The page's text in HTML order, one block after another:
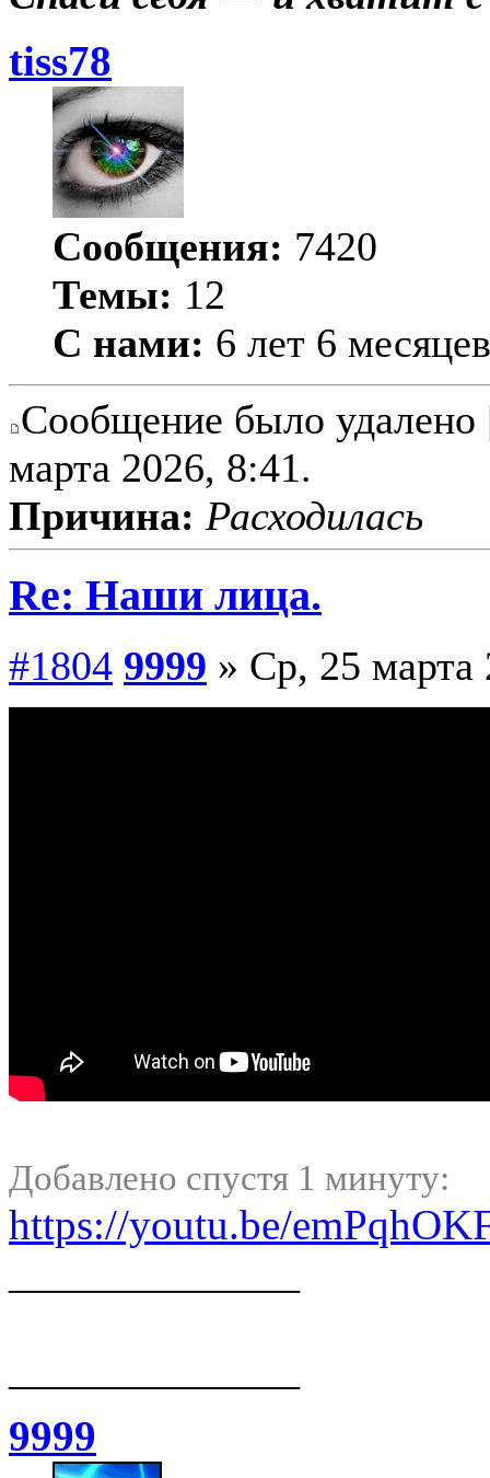
tiss78
Сообщения: 7420
Темы: 12
С нами: 6 лет 6 месяцев
Сообщение было
марта 2026, 8:41.
Причина: Расходилась
Re: Наши лица.
#1804 9999 » Ср, 25 марта
Добавлено спустя 1 минуту:
https://youtu.be/
9999